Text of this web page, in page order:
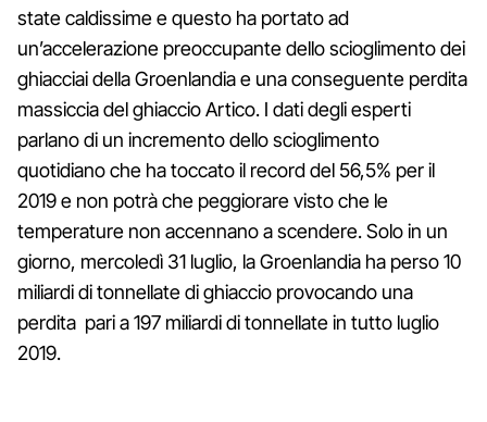
state caldissime e questo ha portato ad
un’accelerazione preoccupante dello scioglimento dei
ghiacciai della Groenlandia e una conseguente perdita
massiccia del ghiaccio Artico. I dati degli esperti
parlano di un incremento dello scioglimento
quotidiano che ha toccato il record del 56,5% per il
2019 e non potrà che peggiorare visto che le
temperature non accennano a scendere. Solo in un
giorno, mercoledì 31 luglio, la Groenlandia ha perso 10
miliardi di tonnellate di ghiaccio provocando una
perdita pari a 197 miliardi di tonnellate in tutto luglio
2019.